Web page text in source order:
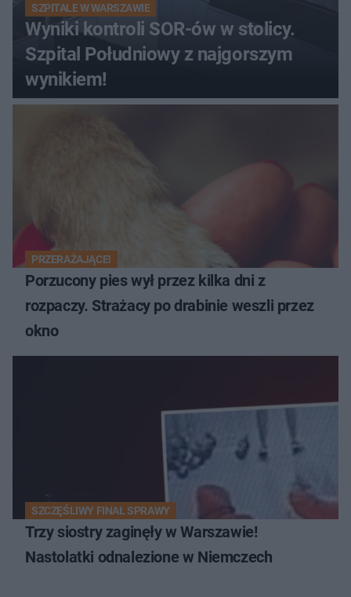
SZPITALE W WARSZAWIE
Wyniki kontroli SOR-ów w stolicy.
Szpital Południowy z najgorszym
wynikiem!
PRZERAŻAJĄCE!
Porzucony pies wył przez kilka dni z
rozpaczy. Strażacy po drabinie weszli przez
okno
SZCZĘŚLIWY FINAŁ SPRAWY
Trzy siostry zaginęły w Warszawie!
Nastolatki odnalezione w Niemczech